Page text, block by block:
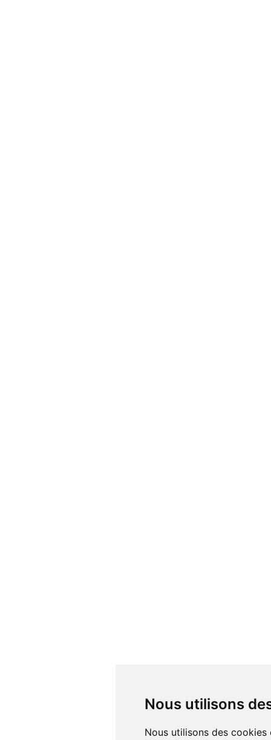
Nous utilisons
Nous utilisons des cookies et d'autres technologies de suivi pour améliorer votre